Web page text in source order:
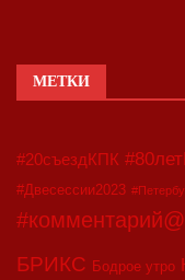
МЕТКИ
#20съездКПК
#Двесессии2023
БРИКС Бодрое утро